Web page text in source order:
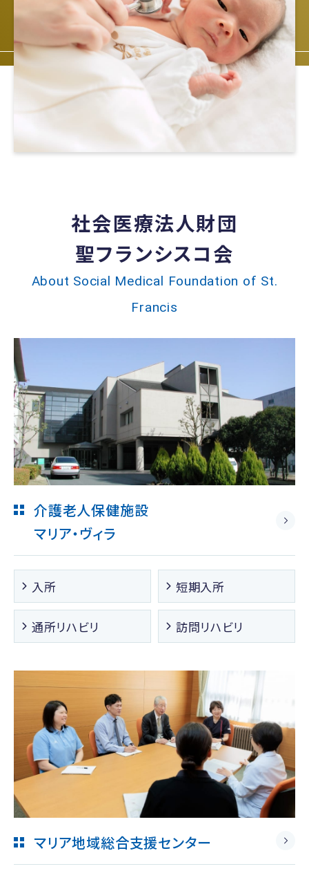
社会医療法人財団
聖フランシスコ会
About Social Medical Foundation of St.
Francis
介護老人保健施設
マリア・ヴィラ
入所 短期入所
通所リハビリ 訪問リハビリ
マリア地域総合支援センター